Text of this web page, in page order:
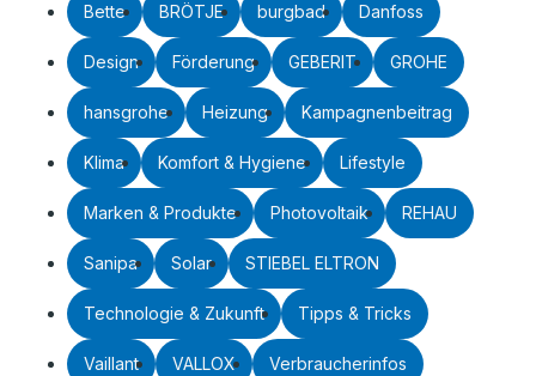
Bette BRÖTJE burgbad Danfoss
Design Förderung GEBERIT GROHE
hansgrohe Heizung Kampagnenbeitrag
Klima Komfort & Hygiene Lifestyle
Marken & Produkte Photovoltaik REHAU
Sanipa Solar STIEBEL ELTRON
Technologie & Zukunft Tipps & Tricks
Vaillant VALLOX Verbraucherinfos